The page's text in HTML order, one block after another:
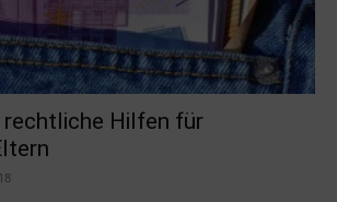
rechtliche Hilfen für